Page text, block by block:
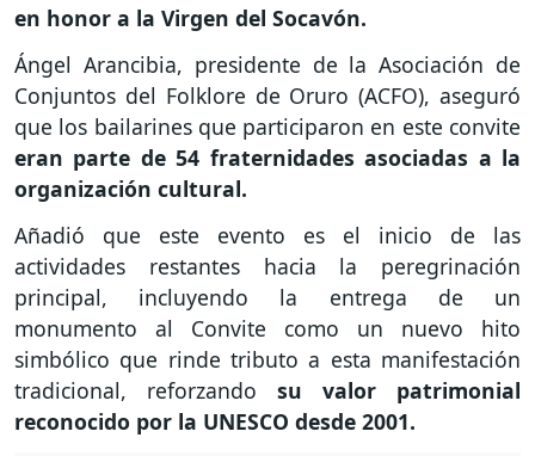
en honor a la Virgen del Socavón.
Ángel Arancibia, presidente de la Asociación de
Conjuntos del Folklore de Oruro (ACFO), aseguró
que los bailarines que participaron en este convite
eran parte de 54 fraternidades asociadas a la
organización cultural.
Añadió que este evento es el inicio de las
actividades restantes hacia la peregrinación
principal, incluyendo la entrega de un
monumento al Convite como un nuevo hito
simbólico que rinde tributo a esta manifestación
tradicional, reforzando su valor patrimonial
reconocido por la UNESCO desde 2001.